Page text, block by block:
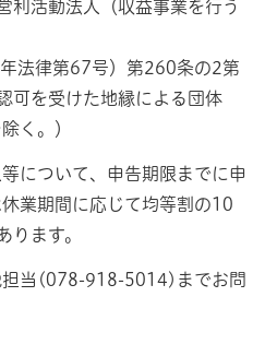
利活動法人（収益事業を行う
法律第67号）第260条の2第
可を受けた地縁による団体
く。）
について、申告期限までに申
業期間に応じて均等割の10
ります。
担当(078-918-5014)までお問